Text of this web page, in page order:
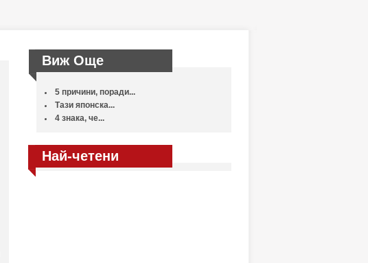
Виж Още
5 причини, поради...
Тази японска...
4 знака, че...
Най-четени